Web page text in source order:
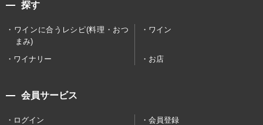
探す
ワインに合うレシピ(料理・おつ
まみ)
ワイン
ワイナリー お店
会員サービス
ログイン 会員登録